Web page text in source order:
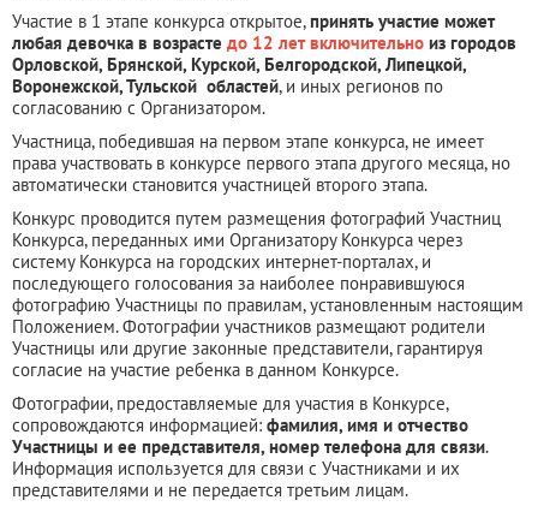
Участие в 1 этапе конкурса открытое,принять участие может
любая девочка в возрасте до 12 лет включительно из городов
Орловской, Брянской, Курской, Белгородской, Липецкой,
Воронежской, Тульской областей, и иных регионов по
согласованию с Организатором.
Участница, победившая на первом этапе конкурса, не имеет
права участвовать в конкурсе первого этапа другого месяца, но
автоматически становится участницей второго этапа.
Конкурс проводится путем размещения фотографий Участниц
Конкурса, переданных ими Организатору Конкурса через
систему Конкурса на городских интернет-порталах, и
последующего голосования за наиболее понравившуюся
фотографию Участницы по правилам, установленным настоящим
Положением. Фотографии участников размещают родители
Участницы или другие законные представители, гарантируя
согласие на участие ребенка в данном Конкурсе.
Фотографии, предоставляемые для участия в Конкурсе,
сопровождаются информацией: фамилия, имя и отчество
Участницы и ее представителя, номер телефона для связи.
Информация используется для связи с Участниками и их
представителями и не передается третьим лицам.